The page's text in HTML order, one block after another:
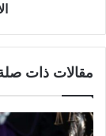
مقالات ذات